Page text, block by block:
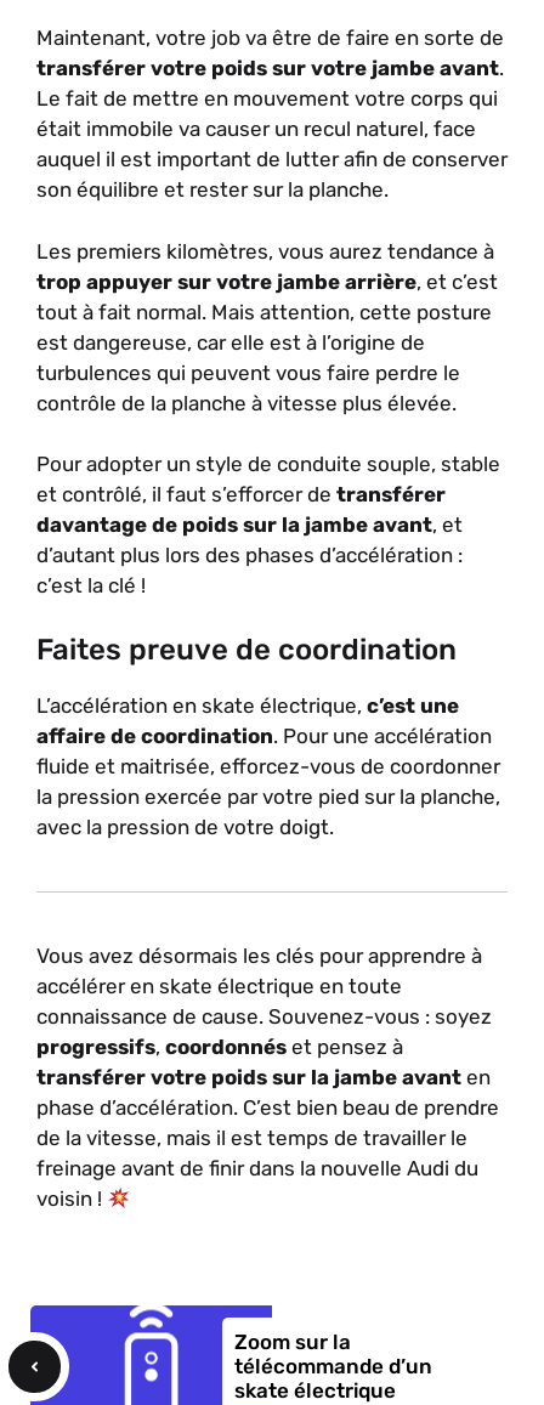
Maintenant, votre job va être de faire en sorte de
transférer votre poids sur votre jambe avant.
Le fait de mettre en mouvement votre corps qui
était immobile va causer un recul naturel, face
auquel il est important de lutter afin de conserver
son équilibre et rester sur la planche.
Les premiers kilomètres, vous aurez tendance à
trop appuyer sur votre jambe arrière, et c’est
tout à fait normal. Mais attention, cette posture
est dangereuse, car elle est à l’origine de
turbulences qui peuvent vous faire perdre le
contrôle de la planche à vitesse plus élevée.
Pour adopter un style de conduite souple, stable
et contrôlé, il faut s’efforcer de transférer
davantage de poids sur la jambe avant, et
d’autant plus lors des phases d’accélération :
c’est la clé !
Faites preuve de coordination
L’accélération en skate électrique, c’est une
affaire de coordination. Pour une accélération
fluide et maitrisée, efforcez-vous de coordonner
la pression exercée par votre pied sur la planche,
avec la pression de votre doigt.
Vous avez désormais les clés pour apprendre à
accélérer en skate électrique en toute
connaissance de cause. Souvenez-vous : soyez
progressifs, coordonnés et pensez à
transférer votre poids sur la jambe avant en
phase d’accélération. C’est bien beau de prendre
de la vitesse, mais il est temps de travailler le
freinage avant de finir dans la nouvelle Audi du
voisin !
Zoom sur la
télécommande d’un
skate électrique